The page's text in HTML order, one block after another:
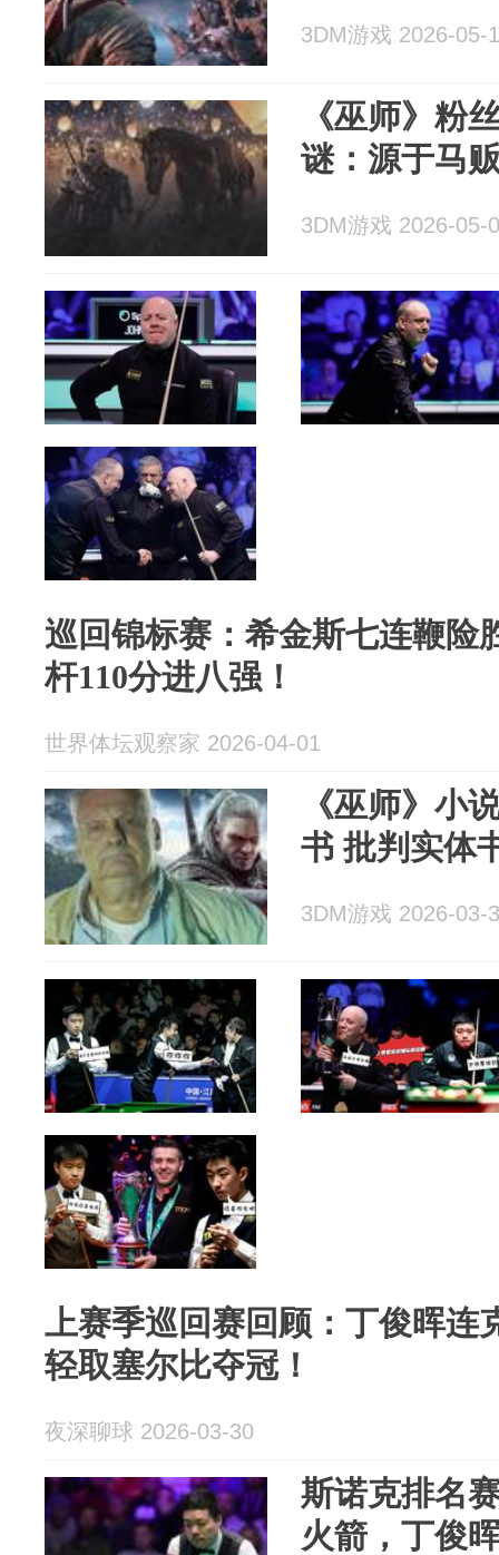
3DM游戏 2026-05-
《巫师》粉
谜：源于马
3DM游戏 2026-05-
巡回锦标赛：希金斯七连鞭险
杆110分进八强！
世界体坛观察家 2026-04-01
《巫师》小
书 批判实体
3DM游戏 2026-03-
上赛季巡回赛回顾：丁俊晖连
轻取塞尔比夺冠！
夜深聊球 2026-03-30
斯诺克排名
火箭，丁俊